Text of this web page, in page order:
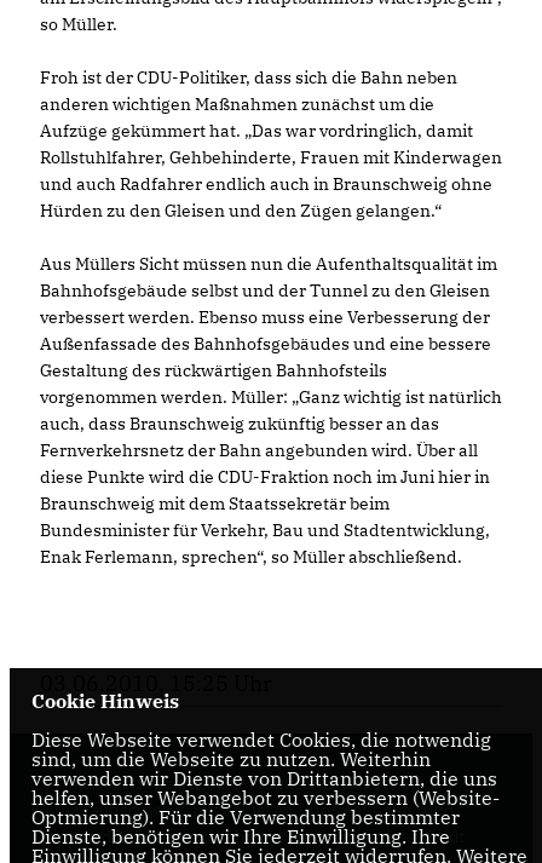
so Müller.
Froh ist der CDU-Politiker, dass sich die Bahn neben
anderen wichtigen Maßnahmen zunächst um die
Aufzüge gekümmert hat. „Das war vordringlich, damit
Rollstuhlfahrer, Gehbehinderte, Frauen mit Kinderwagen
und auch Radfahrer endlich auch in Braunschweig ohne
Hürden zu den Gleisen und den Zügen gelangen.“
Aus Müllers Sicht müssen nun die Aufenthaltsqualität im
Bahnhofsgebäude selbst und der Tunnel zu den Gleisen
verbessert werden. Ebenso muss eine Verbesserung der
Außenfassade des Bahnhofsgebäudes und eine bessere
Gestaltung des rückwärtigen Bahnhofsteils
vorgenommen werden. Müller: „Ganz wichtig ist natürlich
auch, dass Braunschweig zukünftig besser an das
Fernverkehrsnetz der Bahn angebunden wird. Über all
diese Punkte wird die CDU-Fraktion noch im Juni hier in
Braunschweig mit dem Staatssekretär beim
Bundesminister für Verkehr, Bau und Stadtentwicklung,
Enak Ferlemann, sprechen“, so Müller abschließend.
Internetseite der CDU-Fraktion im Rat der Stadt
Braunschweig, mit aktuellen Informationen rund
um die Kommunalpolitik in der zweitgrößten Stadt
Cookie Hinweis
Diese Webseite verwendet Cookies, die notwendig
sind, um die Webseite zu nutzen. Weiterhin
verwenden wir Dienste von Drittanbietern, die uns
helfen, unser Webangebot zu verbessern (Website-
Optmierung). Für die Verwendung bestimmter
Dienste, benötigen wir Ihre Einwilligung. Ihre
Einwilligung können Sie jederzeit widerrufen. Weitere